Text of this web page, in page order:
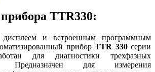
TTR330:
и встроенным программным
приборTTR 330серии
для диагностики трехфазных
Предназначен для измерения